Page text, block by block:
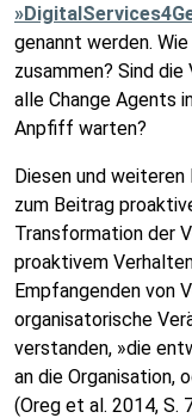
genannt werden.
zusammen? Sind
alle Change Agents
Anpfiff warten?
Diesen und weiteren
zum Beitrag
Transformation der
proaktivem
Empfangenden von
organisatorische
verstanden, »die
an die Organisation,
(Oreg et al. 2014, S.